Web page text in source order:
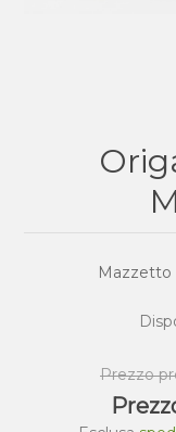
Mazzetto
Prezzo